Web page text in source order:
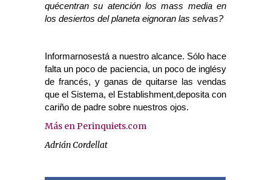
quécentran su atención los mass media en
los desiertos del planeta eignoran las selvas?
Informarnosestá a nuestro alcance. Sólo hace
falta un poco de paciencia, un poco de inglésy
de francés, y ganas de quitarse las vendas
que el Sistema, el Establishment,deposita con
cariño de padre sobre nuestros ojos.
Más en Perinquiets.com
Adrián Cordellat